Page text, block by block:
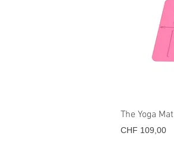
The Yoga
Prijs
CHF 109,00